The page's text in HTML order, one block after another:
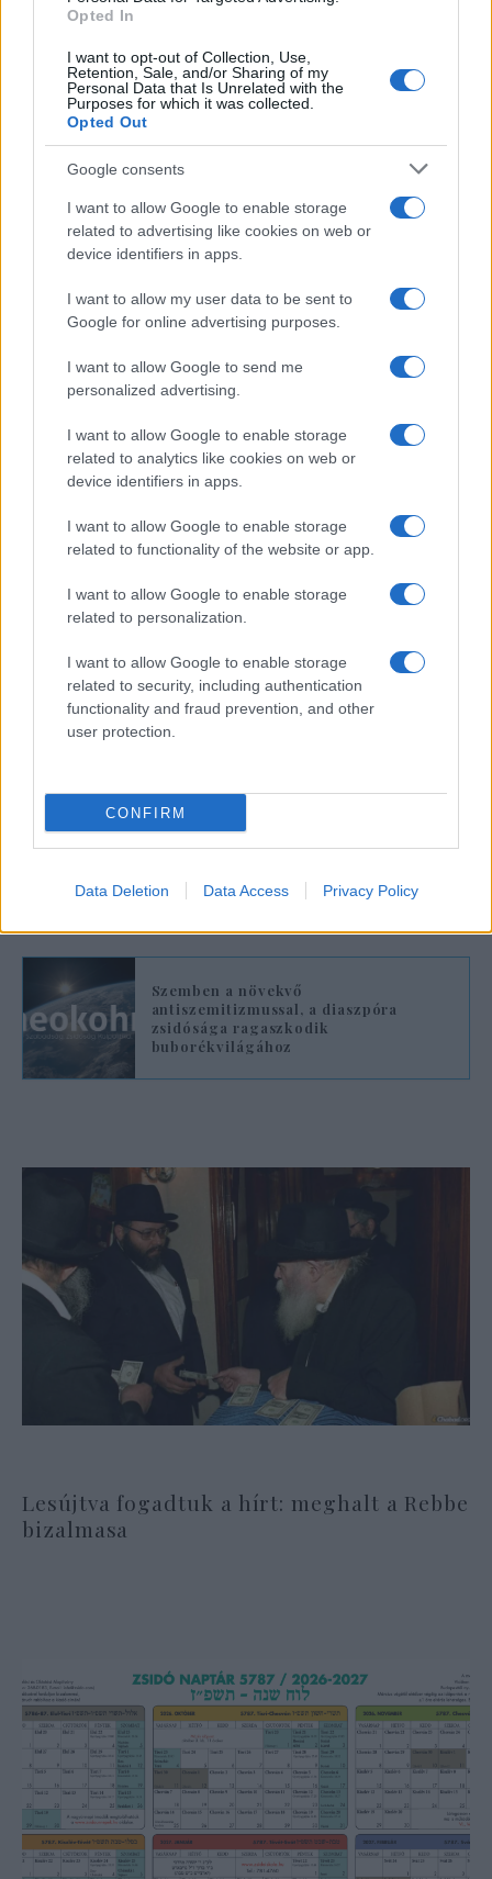
Opted In
I want to opt-out of Collection, Use,
Retention, Sale, and/or Sharing of my
Personal Data that Is Unrelated with the
Purposes for which it was collected.
Opted Out
Google consents
I want to allow Google to enable storage
related to advertising like cookies on web or
device identifiers in apps.
I want to allow my user data to be sent to
Google for online advertising purposes.
I want to allow Google to send me
personalized advertising.
I want to allow Google to enable storage
related to analytics like cookies on web or
device identifiers in apps.
I want to allow Google to enable storage
related to functionality of the website or app.
I want to allow Google to enable storage
related to personalization.
I want to allow Google to enable storage
related to security, including authentication
functionality and fraud prevention, and other
user protection.
CONFIRM
Data Deletion Data Access Privacy Policy
Dr. Michael Ipgrave, Lichfield püspöke a
London Timesnak hétfőn elmondta, hogy az
egyházi vezetők „vizsgálják” egy, az Egyesült
Királyság Keresztények és Zsidók Tanácsával
(CCJ) közösen tartott bűnbánati
istentisztelet ötletét.
Dave Rich – a Community Security Trust
(CST), a brit zsidó közösség önkéntes
biztonsági karának politikai igazgatója – azt
mondta a bejelentésre, hogy „jobb későn, mint
soha”.
Rich elmondta: „A középkori
antiszemitizmusnak hosszú
országban, amely nagyrészt
ismeretlen, de nagyon fontos és
máig ható örökséget hagy maga
után”.
Rich hozzátette, hogy „az anglikán egyház
bűnbánatának legfontosabb része” az lesz,
hogy „a szolidaritás érzését adja a zsidó
közösségnek egy olyan időszakban, amikor az
antiszemitizmus növekszik”.
Szemben a növekvő
antiszemitizmussal, a diaszpóra
zsidósága ragaszkodik
buborékvilágához
Lesújtva fogadtuk a hírt: meghalt a Rebbe
bizalmasa